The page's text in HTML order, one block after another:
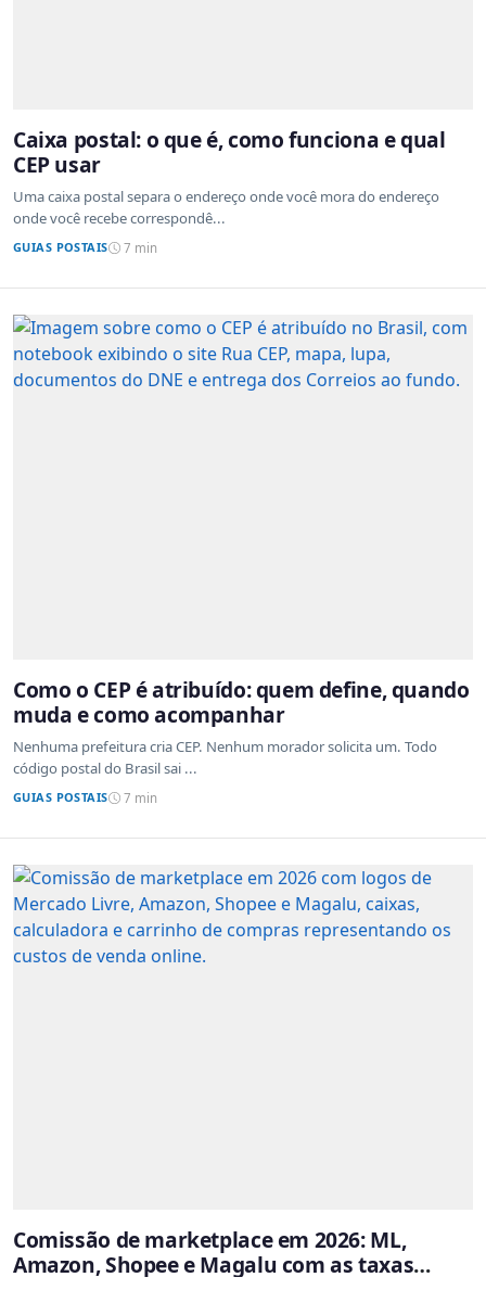
Caixa postal: o que é, como funciona e qual
CEP usar
Uma caixa postal separa o endereço onde você mora do endereço
onde você recebe correspondê...
GUIAS POSTAIS 7 min
Como o CEP é atribuído: quem define, quando
muda e como acompanhar
Nenhuma prefeitura cria CEP. Nenhum morador solicita um. Todo
código postal do Brasil sai ...
GUIAS POSTAIS 7 min
Comissão de marketplace em 2026: ML,
Amazon, Shopee e Magalu com as taxas